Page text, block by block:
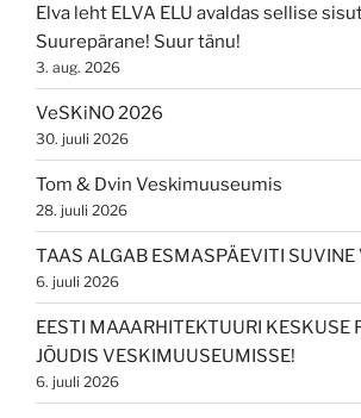
Elva leht ELVA ELU avaldas sellise
Suurepärane! Suur tänu!
3. aug. 2026
VeSKiNO 2026
30. juuli 2026
Tom & Dvin Veskimuuseumis
28. juuli 2026
TAAS ALGAB ESMASPÄEVITI SUVINE
6. juuli 2026
EESTI MAAARHITEKTUURI KESKUSE
JÕUDIS VESKIMUUSEUMISSE!
6. juuli 2026